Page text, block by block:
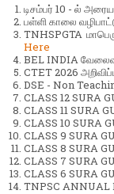
டிசம்பர் 10 - ல்
பள்ளி காலை
TNHSPGTA
Here
BEL INDIA
CTET 2026
DSE - Non
CLASS 12 SURA
CLASS 11 SURA
CLASS 10 SURA
CLASS 9 SURA
CLASS 8 SURA
CLASS 7 SURA
CLASS 6 SURA
TNPSC ANNUAL